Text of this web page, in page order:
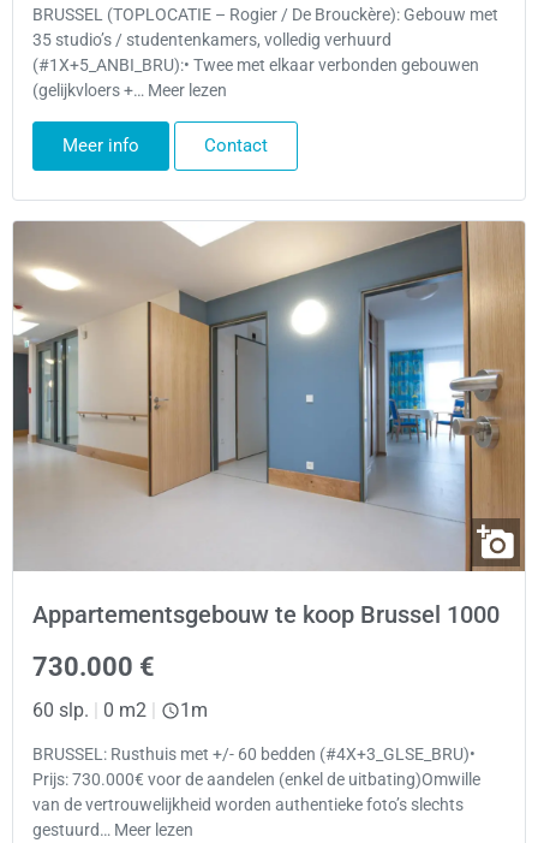
BRUSSEL (TOPLOCATIE – Rogier / De Brouckère): Gebouw met
35 studio’s / studentenkamers, volledig verhuurd
(#1X+5_ANBI_BRU):• Twee met elkaar verbonden gebouwen
(gelijkvloers +… Meer lezen
Meer info Contact
Appartementsgebouw te koop Brussel 1000
730.000 €
60 slp. | 0 m2 | 1m
BRUSSEL: Rusthuis met +/- 60 bedden (#4X+3_GLSE_BRU)•
Prijs: 730.000€ voor de aandelen (enkel de uitbating)Omwille
van de vertrouwelijkheid worden authentieke foto’s slechts
gestuurd… Meer lezen